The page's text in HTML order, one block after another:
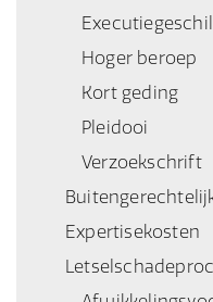
Executiegeschil
Hoger beroep
Kort geding
Pleidooi
Verzoekschrift
Expertisekosten